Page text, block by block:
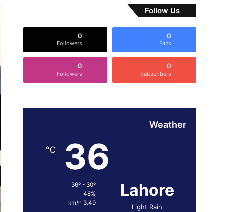
Follow Us
0
Fans
0
Followers
0
Subscribers
0
Followers
Weather
Lahore
Light Rain
36
℃
36º - 30º
48%
3.49 km/h